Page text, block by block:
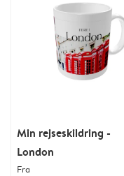
Min rejseskildring -
London
Fra